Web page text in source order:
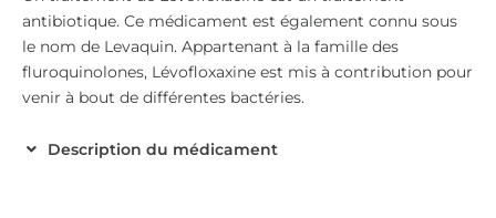
antibiotique. Ce médicament est également connu sous
le nom de Levaquin. Appartenant à la famille des
fluroquinolones, Lévofloxaxine est mis à contribution pour
venir à bout de différentes bactéries.
Description du médicament